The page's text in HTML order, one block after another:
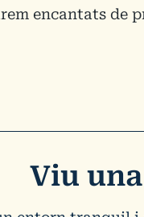
encantats de
Viu